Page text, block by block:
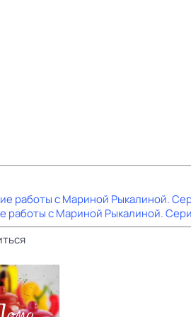
работы с Мариной Рыкалиной.
работы с Мариной Рыкалиной.